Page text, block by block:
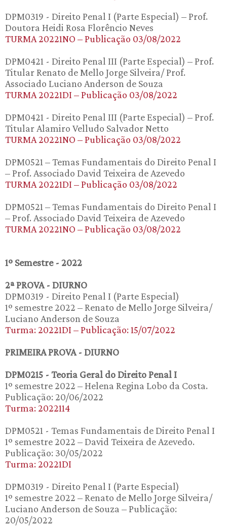
DPM0319 - Direito Penal I (Parte Especial) – Prof.
Doutora Heidi Rosa Florêncio Neves
TURMA 20221NO – Publicação 03/08/2022
DPM0421 - Direito Penal III (Parte Especial) – Prof.
Titular Renato de Mello Jorge Silveira/ Prof.
Associado Luciano Anderson de Souza
TURMA 20221DI – Publicação 03/08/2022
DPM0421 - Direito Penal III (Parte Especial) – Prof.
Titular Alamiro Velludo Salvador Netto
TURMA 20221NO – Publicação 03/08/2022
DPM0521 – Temas Fundamentais do Direito Penal I
– Prof. Associado David Teixeira de Azevedo
TURMA 20221DI – Publicação 03/08/2022
DPM0521 – Temas Fundamentais do Direito Penal I
– Prof. Associado David Teixeira de Azevedo
TURMA 20221NO – Publicação 03/08/2022
1º Semestre - 2022
2ª PROVA - DIURNO
DPM0319 - Direito Penal I (Parte Especial)
1º semestre 2022 – Renato de Mello Jorge Silveira/
Luciano Anderson de Souza
Turma: 20221DI – Publicação: 15/07/2022
PRIMEIRA PROVA - DIURNO
DPM0215 - Teoria Geral do Direito Penal I
1º semestre 2022 – Helena Regina Lobo da Costa.
Publicação: 20/06/2022
Turma: 2022114
DPM0521 - Temas Fundamentais de Direito Penal I
1º semestre 2022 – David Teixeira de Azevedo.
Publicação: 30/05/2022
Turma: 20221DI
DPM0319 - Direito Penal I (Parte Especial)
1º semestre 2022 – Renato de Mello Jorge Silveira/
Luciano Anderson de Souza – Publicação:
20/05/2022